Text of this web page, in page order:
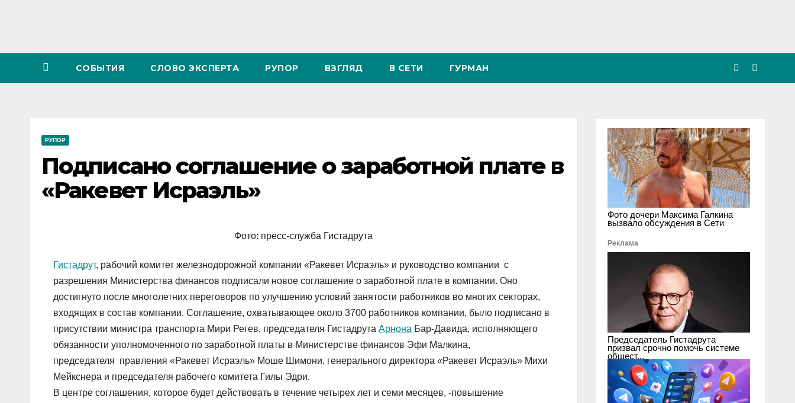
СОБЫТИЯ СЛОВО ЭКСПЕРТА РУПОР ВЗГЛЯД В СЕТИ ГУРМАН
РУПОР
Подписано соглашение о заработной плате в
«Ракевет Исраэль»
Фото: пресс-служба Гистадрута
Гистадрут, рабочий комитет железнодорожной компании «Ракевет Исраэль» и руководство компании с
разрешения Министерства финансов подписали новое соглашение о заработной плате в компании. Оно
достигнуто после многолетних переговоров по улучшению условий занятости работников во многих секторах,
входящих в состав компании. Соглашение, охватывающее около 3700 работников компании, было подписано в
присутствии министра транспорта Мири Регев, председателя Гистадрута Арнона Бар-Давида, исполняющего
обязанности уполномоченного по заработной платы в Министерстве финансов Эфи Малкина,
председателя правления «Ракевет Исраэль» Моше Шимони, генерального директора «Ракевет Исраэль» Михи
Мейкснера и председателя рабочего комитета Гилы Эдри.
В центре соглашения, которое будет действовать в течение четырех лет и семи месяцев, -повышение
Фото дочери Максима Галкина
вызвало обсуждения в Сети
Реклама
Председатель Гистадрута
призвал срочно помочь системе
общест...